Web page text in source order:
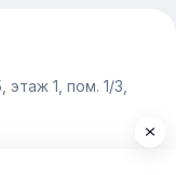
этаж 1, пом. 1/3,